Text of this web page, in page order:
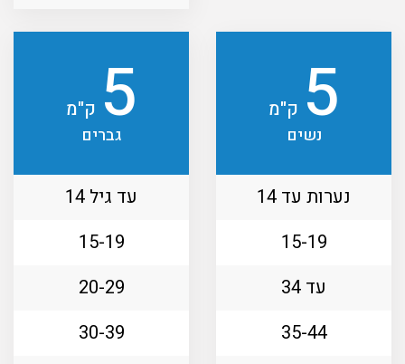
5 ק"מ
נשים
נערות עד 14
15-19
עד 34
35-44
5 ק"מ
גברים
עד גיל 14
15-19
20-29
30-39